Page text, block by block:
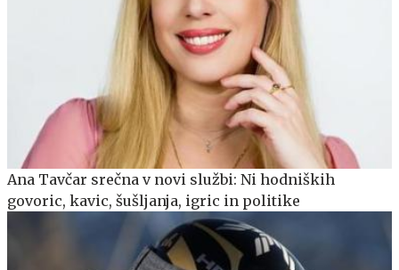
Ana Tavčar srečna v novi službi: Ni hodniških
govoric, kavic, šušljanja, igric in politike